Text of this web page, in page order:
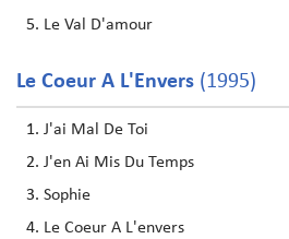
Le Val D'amour
Le Coeur A L'Envers (1995)
J'ai Mal De Toi
J'en Ai Mis Du Temps
Sophie
Le Coeur A L'envers